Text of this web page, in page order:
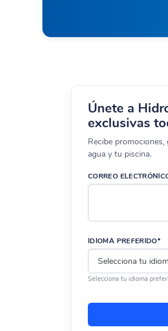
Únete a
exclusivas
Recibe
agua y tu piscina.
CORREO
IDIOMA PREFERIDO*
Selecciona tu idioma